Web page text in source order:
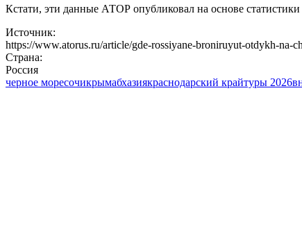
Кстати, эти данные АТОР опубликовал на основе
Источник:
https://www.atorus.ru/article/gde-rossiyane-broniruyut-otdykh-na-
Страна:
Россия
черное моресочикрымабхазиякраснодарский крайтуры 2026